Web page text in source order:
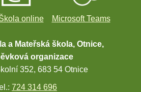
online Microsoft Teams
a Mateřská škola, Otnice,
organizace
352, 683 54 Otnice
724 314 696